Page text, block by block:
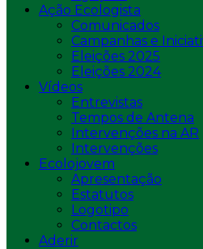
Ação Ecologista
Comunicados
Campanhas e
Eleições 2025
Eleições 2024
Vídeos
Entrevistas
Tempos de Antena
Intervenções na AR
Intervenções
Ecolojovem
Apresentação
Estatutos
Logotipo
Contactos
Aderir